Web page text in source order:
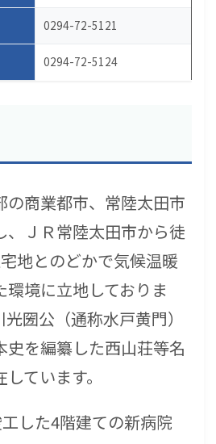
0294-72-5121
0294-72-5124
の商業都市、常陸太田市
、ＪＲ常陸太田市から徒
地とのどかで気候温暖
環境に立地しておりま
圀公（通称水戸黄門）
史を編纂した西山荘等名
ています。
した4階建ての新病院